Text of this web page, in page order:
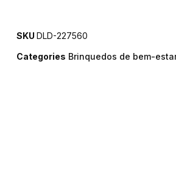
SKU DLD-227560
Categories Brinquedos de bem-